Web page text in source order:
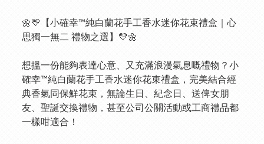
🌼💛【小確幸™純白蘭花手工香水迷你花束禮盒｜心
思獨一無二 禮物之選】💛🌼
想搵一份能夠表達心意、又充滿浪漫氣息嘅禮物？小
確幸™純白蘭花手工香水迷你花束禮盒，完美結合經
典香氣同保鮮花束，無論生日、紀念日、送俾女朋
友、聖誕交換禮物，甚至公司公關活動或工商禮品都
一樣咁適合！